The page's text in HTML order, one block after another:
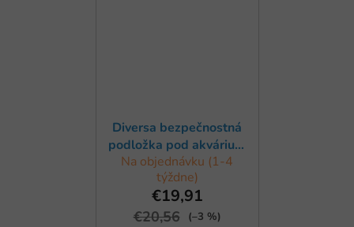
Diversa bezpečnostná
podložka pod akvárium
200x80cm
Na objednávku (1-4
týždne)
€19,91
€20,56 (–3 %)